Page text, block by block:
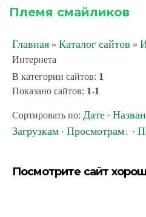
Племя смайликов
Главная » Каталог сайтов »
Интернета
В категории сайтов: 1
Показано сайтов: 1-1
Сортировать по: Дате ·
Загрузкам · Просмотрам ·
Посмотрите сайт